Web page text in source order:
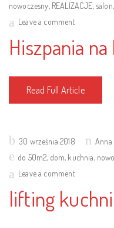
nowoczesny, REALIZACJE, salon,
Leave a comment
Hiszpania
Read Full Article
Posted30 września 2018
Anna
do 50m2, dom, kuchnia,
Leave a comment
lifting kuchni